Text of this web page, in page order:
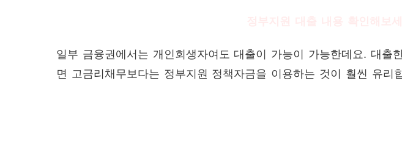
일부 금융권에서는 개인회생자여도 대출이 가능이 가능한데요. 대출
면 고금리채무보다는 정부지원 정책자금을 이용하는 것이 훨씬 유리